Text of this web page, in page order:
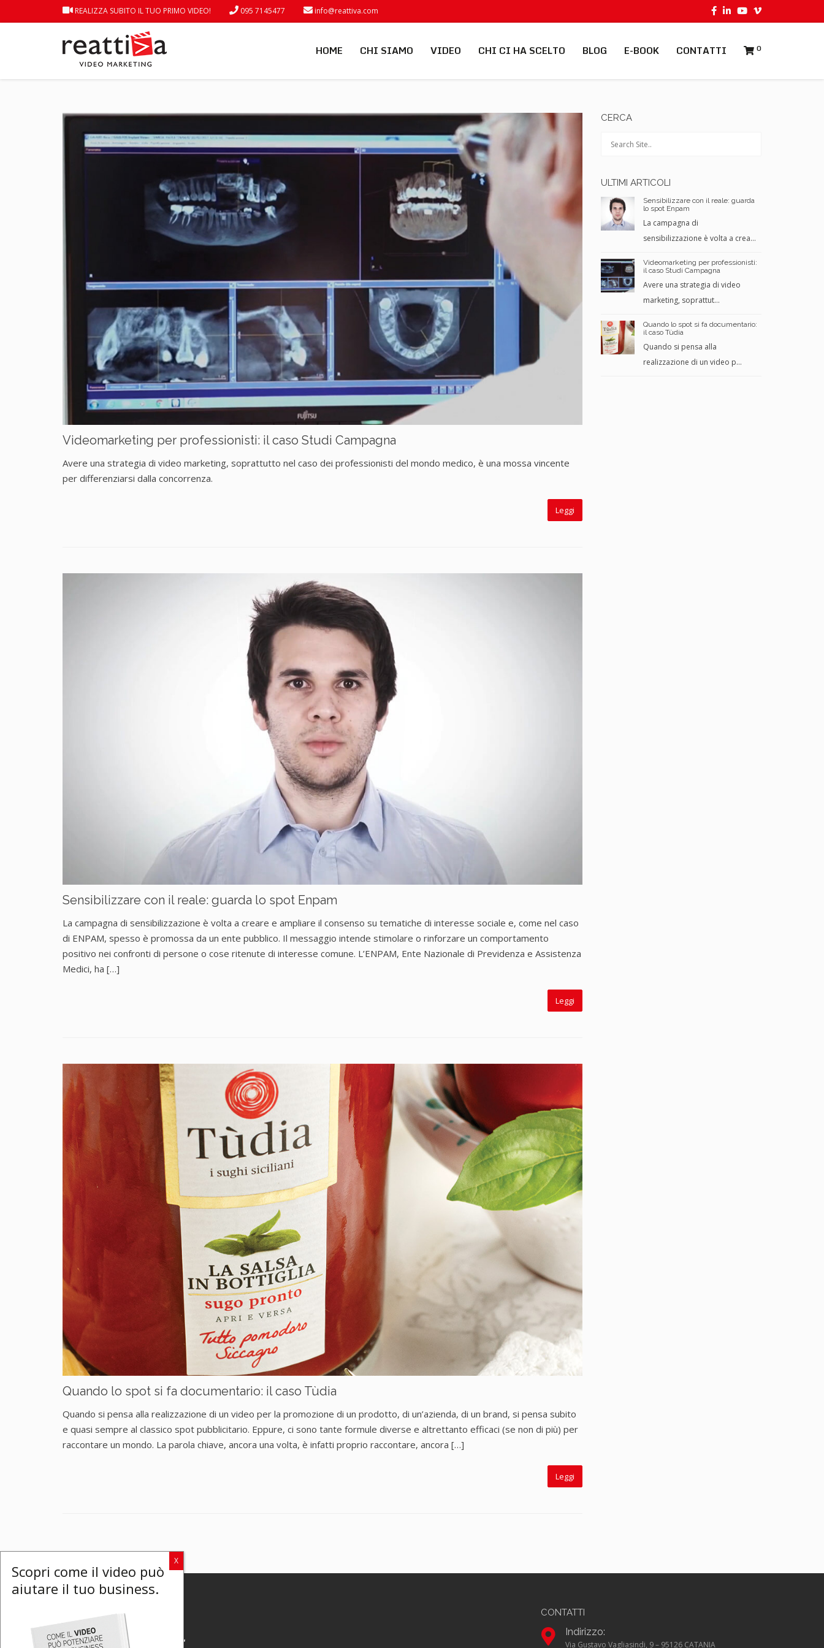
REALIZZA SUBITO IL TUO PRIMO VIDEO! 095 7145477 info@reattiva.com
HOME CHI SIAMO VIDEO CHI CI HA SCELTO BLOG E-BOOK CONTATTI 0
Videomarketing per professionisti: il caso Studi Campagna
Avere una strategia di video marketing, soprattutto nel caso dei professionisti del mondo medico, è una mossa vincente
per differenziarsi dalla concorrenza.
Leggi
Sensibilizzare con il reale: guarda lo spot Enpam
La campagna di sensibilizzazione è volta a creare e ampliare il consenso su tematiche di interesse sociale e, come nel caso
di ENPAM, spesso è promossa da un ente pubblico. Il messaggio intende stimolare o rinforzare un comportamento
positivo nei confronti di persone o cose ritenute di interesse comune. L’ENPAM, Ente Nazionale di Previdenza e Assistenza
Medici, ha […]
Leggi
Quando lo spot si fa documentario: il caso Tùdia
Quando si pensa alla realizzazione di un video per la promozione di un prodotto, di un’azienda, di un brand, si pensa subito
e quasi sempre al classico spot pubblicitario. Eppure, ci sono tante formule diverse e altrettanto efficaci (se non di più) per
raccontare un mondo. La parola chiave, ancora una volta, è infatti proprio raccontare, ancora […]
Leggi
CERCA
ULTIMI ARTICOLI
Sensibilizzare con il reale: guarda
lo spot Enpam
La campagna di
sensibilizzazione è volta a crea...
Videomarketing per professionisti:
il caso Studi Campagna
Avere una strategia di video
marketing, soprattut...
Quando lo spot si fa documentario:
il caso Tùdia
Quando si pensa alla
realizzazione di un video p...
CONTATTI
Indirizzo:
Via Gustavo Vagliasindi, 9 – 95126 CATANIA